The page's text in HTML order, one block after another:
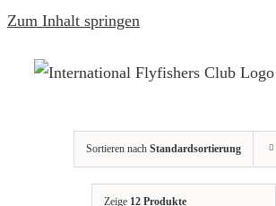
Zum Inhalt springen
Sortieren nach Standardsortierung
Zeige 12 Produkte